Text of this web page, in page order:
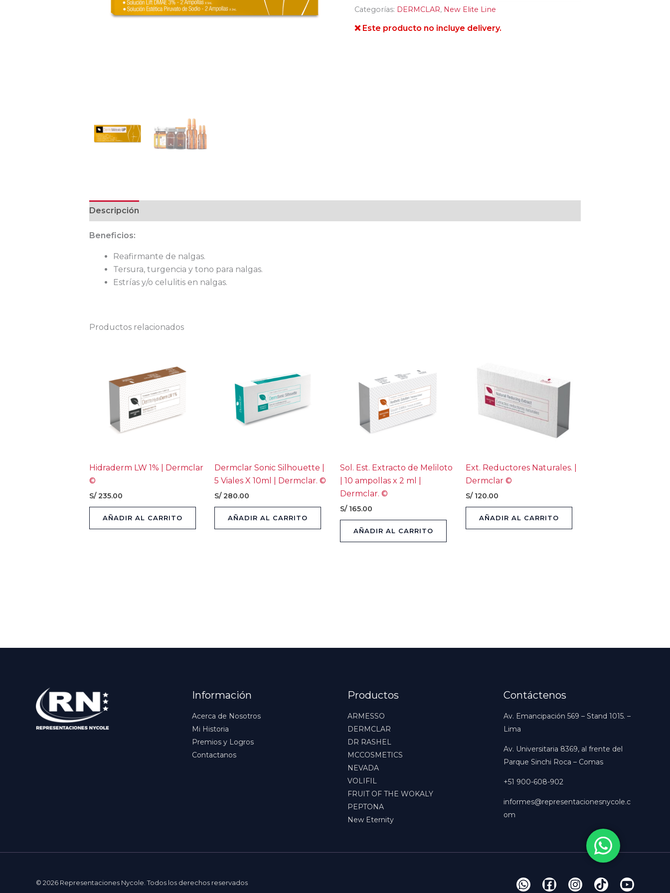
Categorías: DERMCLAR, New Elite Line
❌ Este producto no incluye delivery.
Descripción
Beneficios:
Reafirmante de nalgas.
Tersura, turgencia y tono para nalgas.
Estrías y/o celulitis en nalgas.
Productos relacionados
Hidraderm LW 1% | Dermclar
©
S/235.00
AÑADIR AL CARRITO
Dermclar Sonic Silhouette |
5 Viales X 10ml | Dermclar. ©
S/280.00
AÑADIR AL CARRITO
Sol. Est. Extracto de Meliloto
| 10 ampollas x 2 ml |
Dermclar. ©
S/165.00
AÑADIR AL CARRITO
Ext. Reductores Naturales. |
Dermclar ©
S/120.00
AÑADIR AL CARRITO
Información
Acerca de Nosotros
Mi Historia
Premios y Logros
Contactanos
Productos
ARMESSO
DERMCLAR
DR RASHEL
MCCOSMETICS
NEVADA
VOLIFIL
FRUIT OF THE WOKALY
PEPTONA
New Eternity
Contáctenos
Av. Emancipación 569 – Stand 1015. –
Lima
Av. Universitaria 8369, al frente del
Parque Sinchi Roca – Comas
+51 900-608-902
informes@representacionesnycole.c
om
© 2026 Representaciones Nycole. Todos los derechos reservados